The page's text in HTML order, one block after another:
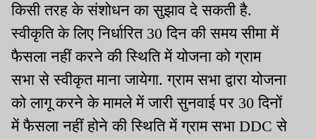
किसी तरह के संशोधन का सुझाव दे सकती है.
स्वीकृति के लिए निर्धारित 30 दिन की समय सीमा में
फैसला नहीं करने की स्थिति में योजना को ग्राम
सभा से स्वीकृत माना जायेगा. ग्राम सभा द्वारा योजना
को लागू करने के मामले में जारी सुनवाई पर 30 दिनों
में फैसला नहीं होने की स्थिति में ग्राम सभा DDC से